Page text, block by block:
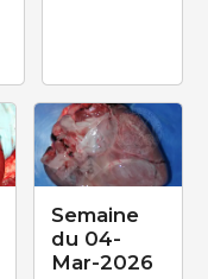
Semaine
du 04-
Mar-2026